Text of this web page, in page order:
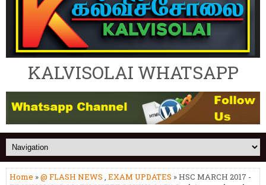
KALVISOLAI WHATSAPP
Home »@ FLASH NEWS , EXAM UPDATES » HSC MARCH 2017 -